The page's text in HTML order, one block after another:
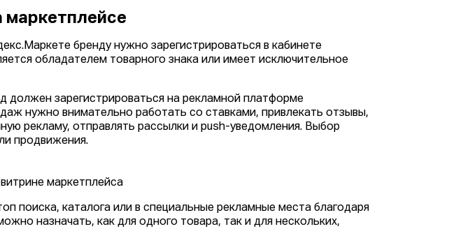
маркетплейсе
бренду нужно зарегистрироваться в кабинете
обладателем товарного знака или имеет исключительное
должен зарегистрироваться на рекламной платформе
нужно внимательно работать со ставками, привлекать отзывы,
рекламу, отправлять рассылки и push-уведомления. Выбор
продвижения.
маркетплейса
поиска, каталога или в специальные рекламные места благодаря
назначать, как для одного товара, так и для нескольких,